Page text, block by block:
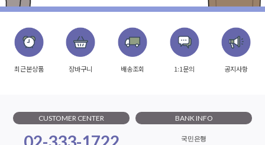
최근본상품 장바구니 배송조회 1:1문의 공지사항
CUSTOMER CENTER BANK INFO
국민은행